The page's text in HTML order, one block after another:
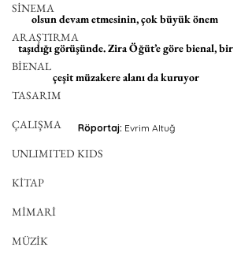
SİNEMA
ARAŞTIRMA
BİENAL
TASARIM
ÇALIŞMA
UNLIMITED KIDS
KİTAP
MİMARİ
MÜZİK
olsun devam etmesinin, çok büyük önem
taşıdığı görüşünde. Zira Öğüt’e göre bienal, bir
çeşit müzakere alanı da kuruyor
Röportaj: Evrim Altuğ